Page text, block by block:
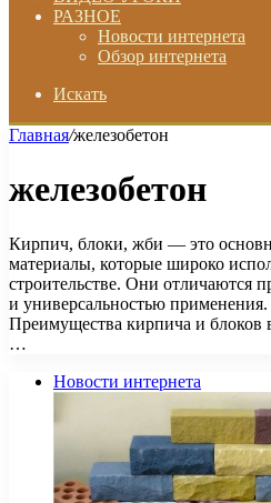
РАЗНОЕ
Новости интернета
Обзор интернета
Искать
Главная/железобетон
железобетон
Кирпич, блоки, жби — это
материалы, которые широко
строительстве. Они отличаются
и универсальностью
Преимущества кирпича и блоков
…
Новости интернета